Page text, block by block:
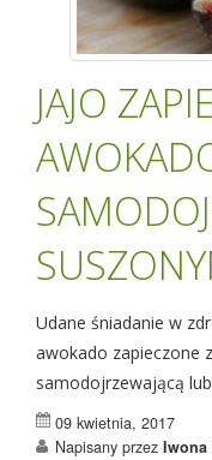
JAJO
Udane śniadanie w
awokado zapieczone
samodojrzewającą
09 kwietnia, 2017
Napisany przez Iwona